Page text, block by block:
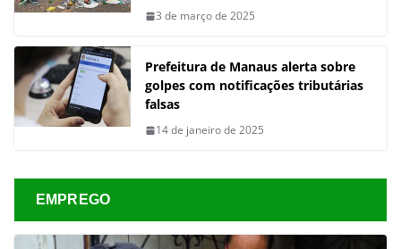
3 de março de 2025
Prefeitura de Manaus alerta sobre
golpes com notificações tributárias
falsas
14 de janeiro de 2025
EMPREGO